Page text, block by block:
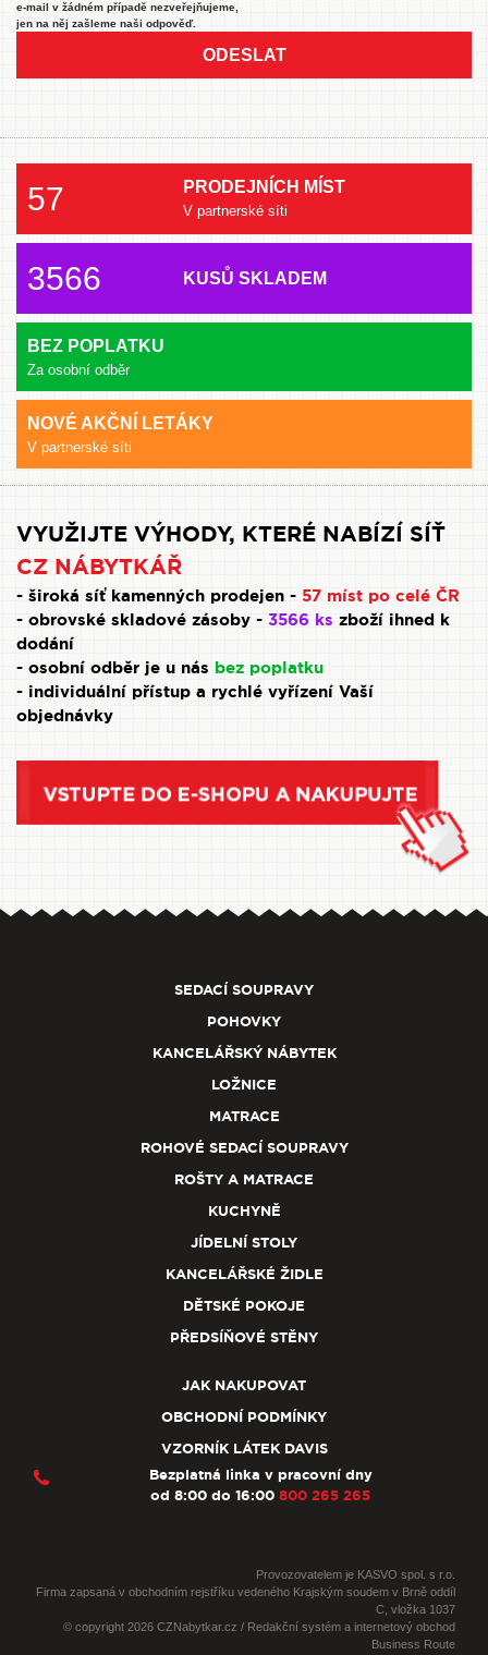
e-mail v žádném případě nezveřejňujeme,
jen na něj zašleme naši odpověď.
ODESLAT
57 PRODEJNÍCH MÍST
V partnerské síti
3566 KUSŮ SKLADEM
BEZ POPLATKU
Za osobní odběr
NOVÉ AKČNÍ LETÁKY
V partnerské síti
VYUŽIJTE VÝHODY, KTERÉ NABÍZÍ SÍŤ
CZ NÁBYTKÁŘ
- široká síť kamenných prodejen - 57 míst po celé ČR
- obrovské skladové zásoby - 3566 ks zboží ihned k
dodání
- osobní odběr je u nás bez poplatku
- individuální přístup a rychlé vyřízení Vaší
objednávky
SEDACÍ SOUPRAVY
POHOVKY
KANCELÁŘSKÝ NÁBYTEK
LOŽNICE
MATRACE
ROHOVÉ SEDACÍ SOUPRAVY
ROŠTY A MATRACE
KUCHYNĚ
JÍDELNÍ STOLY
KANCELÁŘSKÉ ŽIDLE
DĚTSKÉ POKOJE
PŘEDSÍŇOVÉ STĚNY
JAK NAKUPOVAT
OBCHODNÍ PODMÍNKY
VZORNÍK LÁTEK DAVIS
Bezplatná linka v pracovní dny
od 8:00 do 16:00 800 265 265
Provozovatelem je KASVO spol. s r.o.
Firma zapsaná v obchodním rejstříku vedeného Krajským soudem v Brně oddíl
C, vložka 1037
© copyright 2026 CZNabytkar.cz / Redakční systém a internetový obchod
Business Route